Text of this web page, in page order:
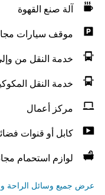
آلة صنع القهوة
موقف سيارات
خدمة النقل من
خدمة النقل
مركز أعمال
كابل أو قنوات
لوازم استحمام
عرض جميع وسائل الراحة